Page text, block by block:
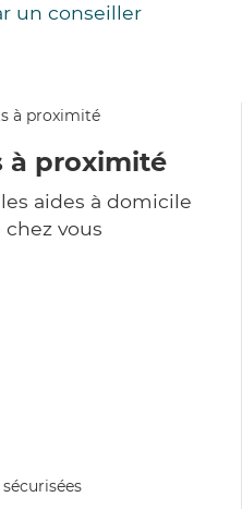
un conseiller
à proximité
aides à domicile
vous